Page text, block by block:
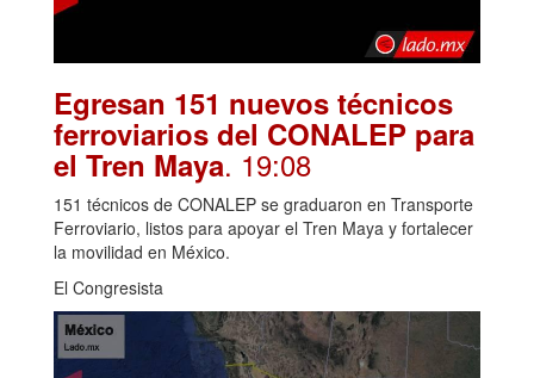
Egresan 151 nuevos técnicos
ferroviarios del CONALEP para
el Tren Maya. 19:08
151 técnicos de CONALEP se graduaron en Transporte
Ferroviario, listos para apoyar el Tren Maya y fortalecer
la movilidad en México.
El Congresista